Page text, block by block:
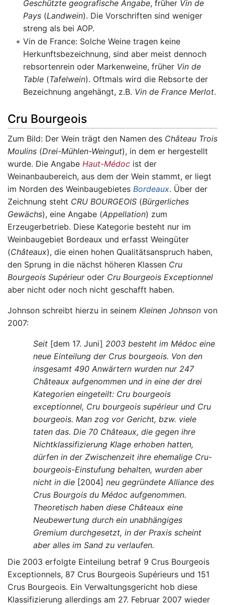
Geschützte geografische Angabe, früher Vin de
Pays(Landwein). Die Vorschriften sind weniger
streng als bei AOP.
Vin de France: Solche Weine tragen keine
Herkunftsbezeichnung, sind aber meist dennoch
rebsortenrein oder Markenweine, früher Vin de
Table(Tafelwein). Oftmals wird die Rebsorte der
Bezeichnung angehängt, z.B. Vin de France Merlot.
Cru Bourgeois
Zum Bild: Der Wein trägt den Namen des Château Trois
Moulins (Drei-Mühlen-Weingut), in dem er hergestellt
wurde. Die Angabe Haut-Médoc ist der
Weinanbaubereich, aus dem der Wein stammt, er liegt
im Norden des Weinbaugebietes Bordeaux. Über der
Zeichnung steht CRU BOURGEOIS (Bürgerliches
Gewächs), eine Angabe (Appellation) zum
Erzeugerbetrieb. Diese Kategorie besteht nur im
Weinbaugebiet Bordeaux und erfasst Weingüter
(Châteaux), die einen hohen Qualitätsanspruch haben,
den Sprung in die nächst höheren Klassen Cru
Bourgeois Supérieuroder Cru Bourgeois Exceptionnel
aber nicht oder noch nicht geschafft haben.
Johnson schreibt hierzu in seinem Kleinen Johnson von
2007:
Seit [dem 17. Juni] 2003 besteht im Médoc eine
neue Einteilung der Crus bourgeois. Von den
insgesamt 490 Anwärtern wurden nur 247
Châteaux aufgenommen und in eine der drei
Kategorien eingeteilt: Cru bourgeois
exceptionnel, Cru bourgeois supérieur und Cru
bourgeois. Man zog vor Gericht, bzw. viele
taten das. Die 70 Châteaux, die gegen ihre
Nichtklassifizierung Klage erhoben hatten,
dürfen in der Zwischenzeit ihre ehemalige Cru-
bourgeois-Einstufung behalten, wurden aber
nicht in die [2004] neu gegründete Alliance des
Crus Bourgois du Médoc aufgenommen.
Theoretisch haben diese Châteaux eine
Neubewertung durch ein unabhängiges
Gremium durchgesetzt, in der Praxis scheint
aber alles im Sand zu verlaufen.
Die 2003 erfolgte Einteilung betraf 9 Crus Bourgeois
Exceptionnels, 87 Crus Bourgeois Supérieurs und 151
Crus Bourgeois. Ein Verwaltungsgericht hob diese
Klassifizierung allerdings am 27. Februar 2007 wieder